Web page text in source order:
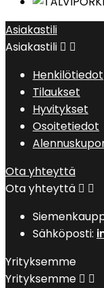
Asiakastili
Asiakastili  
Henkilötiedot
Tilaukset
Hyvitykset
Osoitetiedot
Ota yhteyttä
Ota yhteyttä  
Sähköposti:
Yrityksemme
Yrityksemme  